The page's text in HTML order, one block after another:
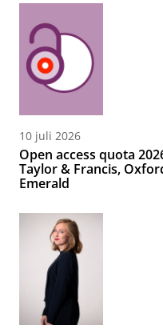
10 juli 2026
Open access quota
Taylor & Francis,
Emerald